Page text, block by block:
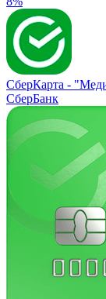
СберКарта -
СберБанк